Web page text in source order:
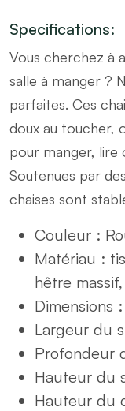
Specifications:
Vous cherchez à
salle à manger ?
parfaites. Ces
doux au toucher,
pour manger, lire
Soutenues par
chaises sont
Couleur :
Matériau :
hêtre
Dimensions
Largeur du
Profondeur
Hauteur du
Hauteur du